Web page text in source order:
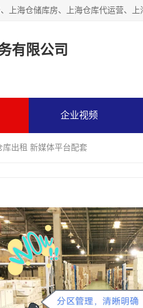
有限公司
企业视频
出租 新媒体平台配套